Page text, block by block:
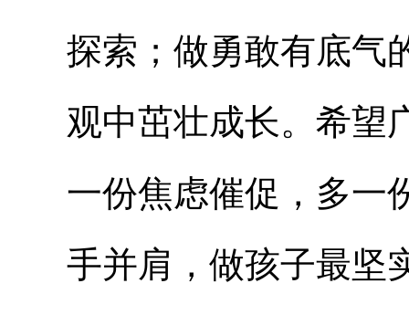
探索；做勇敢有底气
观中茁壮成长。希望
一份焦虑催促，多一
手并肩，做孩子最坚